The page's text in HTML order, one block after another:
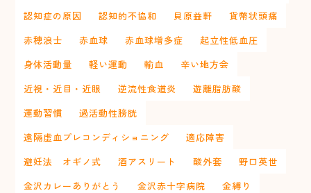
認知症の原因
認知的不協和 貝原益軒
貨幣状頭痛
赤穂浪士
赤血球 赤血球増多症
起立性低血圧
身体活動量
軽い運動 輸血
辛い地方会
近視・近目・近眼
逆流性食道炎
遊離脂肪酸
運動習慣
過活動性膀胱
遠隔虚血プレコンディショニング
適応障害
避妊法 オギノ式
酒アスリート 酸外套
野口英世
金沢カレーありがとう
金沢赤十字病院
金縛り